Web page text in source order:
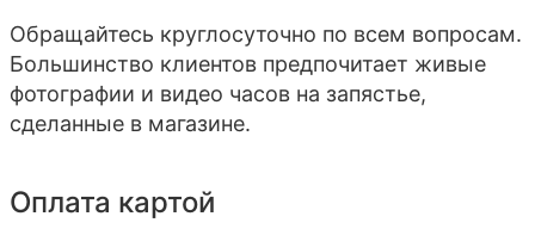
Обращайтесь круглосуточно по всем вопросам.
Большинство клиентов предпочитает живые
фотографии и видео часов на запястье,
сделанные в магазине.
Оплата картой